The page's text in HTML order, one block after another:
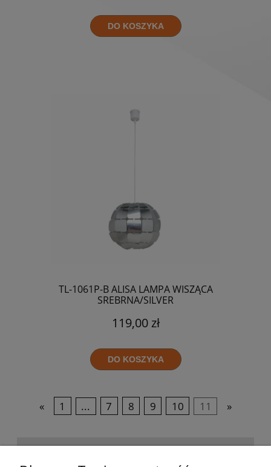
DO KOSZYKA
TL-1061P-B ALISA LAMPA WISZĄCA
SREBRNA/SILVER
119,00 zł
DO KOSZYKA
« 1 ... 7 8 9 10 11 »